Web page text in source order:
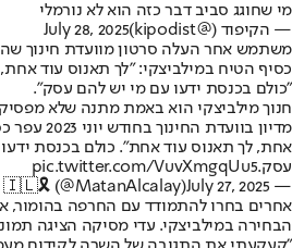
מי שחוגג סביב דבר כזה הוא לא נורמלי
— הקיפוד (@kipodist)
July 28, 2025
כסיף הטיח במילביצקי: "לך תאנוס עוד
"כולם בכנסת ידעו עם מי יש להם עסק".
חנוך מילביצקי הוא באמת מתנה שלא
מדיון
אחת, לך תאנוס עוד אחת". כולם בכנסת
עסק.pic.twitter.com/VuvXmgqUu5
— Buzz Lightyear 🇮🇱🎗 (@MatanAlcalay)
July 27, 2025
אחרים בחרו להתמודד עם החרפה בהומור,
הבחירה במילביצקי. עדי מסיקה הציגה